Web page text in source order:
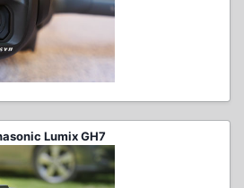
Lumix GH7